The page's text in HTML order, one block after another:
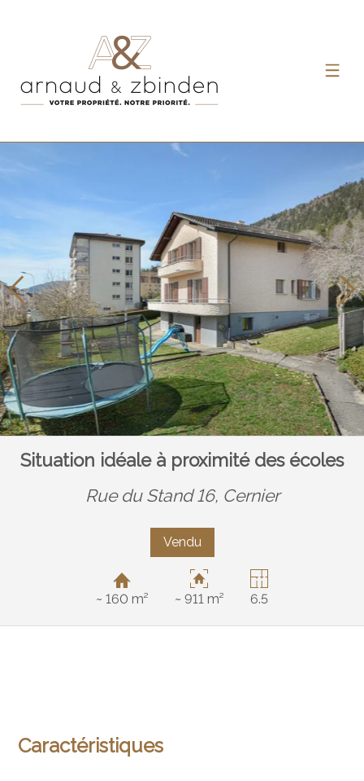
Situation idéale à proximité des écoles
Rue du Stand 16, Cernier
Vendu
~ 160 m² ~ 911 m² 6.5
Caractéristiques